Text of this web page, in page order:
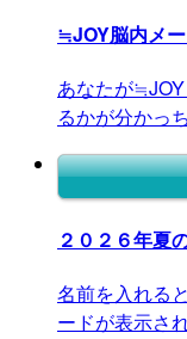
≒JOY脳内メ
あなたが
るかが分かっ
２０２６年夏
名前を入れる
ードが表示さ